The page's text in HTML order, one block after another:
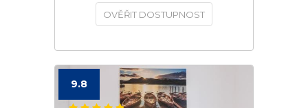
OVĚŘIT DOSTUPNOST
9.8